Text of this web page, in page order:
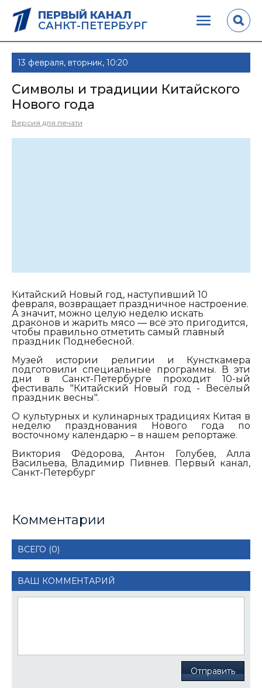
ПЕРВЫЙ КАНАЛ
САНКТ-ПЕТЕРБУРГ
13 февраля, вторник, 10:20
Символы и традиции Китайского
Нового года
Версия для печати
Китайский Новый год, наступивший 10
февраля, возвращает праздничное настроение.
А значит, можно целую неделю искать
драконов и жарить мясо — всё это пригодится,
чтобы правильно отметить самый главный
праздник Поднебесной.
Музей истории религии и Кунсткамера
подготовили специальные программы. В эти
дни в Санкт-Петербурге проходит 10-ый
фестиваль "Китайский Новый год - Весёлый
праздник весны".
О культурных и кулинарных традициях Китая в
неделю празднования Нового года по
восточному календарю – в нашем репортаже.
Виктория Фёдорова, Антон Голубев, Алла
Васильева, Владимир Пивнев. Первый канал,
Санкт-Петербург
Комментарии
ВСЕГО (0)
ВАШ КОММЕНТАРИЙ
Отправить